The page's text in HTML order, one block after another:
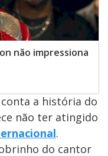
não impressiona
a história do
não ter atingido
.
do cantor